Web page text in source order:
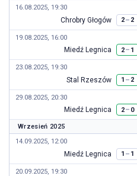
16.08.2025, 19:30
Chrobry Głogów 2– 2
19.08.2025, 16:00
Miedź Legnica 2– 1
23.08.2025, 19:30
Stal Rzeszów 1 – 2
29.08.2025, 20:30
Miedź Legnica 2– 0
Wrzesień 2025
14.09.2025, 12:00
Miedź Legnica 1 – 1
20.09.2025, 19:30